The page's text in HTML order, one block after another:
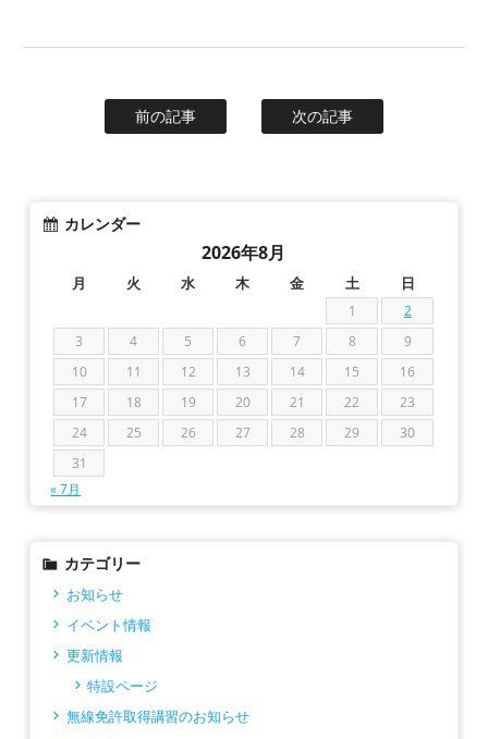
前の記事 次の記事
カレンダー
2026年8月
月 火 水 木 金 土 日
1
2
3
4 5 6 7 8
9
10
11 12 13 14 15
16
17
18 19 20 21 22
23
24
25 26 27 28 29
30
31
« 7月
カテゴリー
お知らせ
イベント情報
更新情報
特設ページ
無線免許取得講習のお知らせ